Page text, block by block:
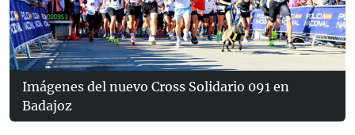
Imágenes del nuevo Cross Solidario 091 en
Badajoz